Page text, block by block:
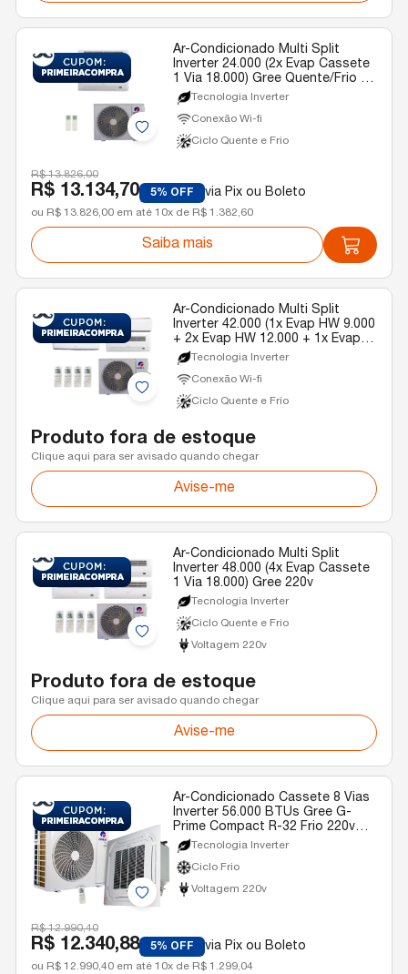
Ar-Condicionado Multi Split
Inverter 24.000 (2x Evap Cassete
1 Via 18.000) Gree Quente/Frio R-
32 220v
Tecnologia Inverter
Conexão Wi-fi
Ciclo Quente e Frio
R$ 13.826,00
R$ 13.134,70 5% OFF via Pix ou Boleto
ou R$ 13.826,00 em até 10x de R$ 1.382,60
Saiba mais
Ar-Condicionado Multi Split
Inverter 42.000 (1x Evap HW 9.000
+ 2x Evap HW 12.000 + 1x Evap
Cassete 1 Via 22.000) Gree
Quente/Frio R-32 220V
Tecnologia Inverter
Conexão Wi-fi
Ciclo Quente e Frio
Produto fora de estoque
Clique aqui para ser avisado quando chegar
Avise-me
Ar-Condicionado Multi Split
Inverter 48.000 (4x Evap Cassete
1 Via 18.000) Gree 220v
Tecnologia Inverter
Ciclo Quente e Frio
Voltagem 220v
Produto fora de estoque
Clique aqui para ser avisado quando chegar
Avise-me
Ar-Condicionado Cassete 8 Vias
Inverter 56.000 BTUs Gree G-
Prime Compact R-32 Frio 220v
Monofásico
Tecnologia Inverter
Ciclo Frio
Voltagem 220v
R$ 12.990,40
R$ 12.340,88 5% OFF via Pix ou Boleto
ou R$ 12.990,40 em até 10x de R$ 1.299,04